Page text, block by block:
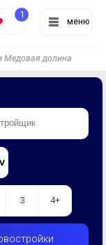
меню
1
Медовая долина
3 4+